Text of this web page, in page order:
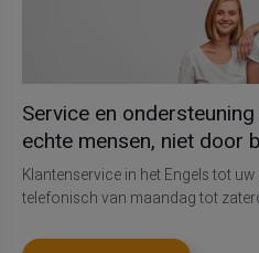
Service en
echte mensen, niet door
Klantenservice in het Engels tot
telefonisch van maandag tot